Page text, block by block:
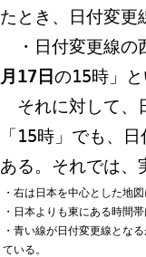
たとき、日付変更
・日付変更線の
月17日の15時」
それに対して、
「15時」でも、
ある。それでは、
・右は日本を中心とした地
・日本よりも東にある時間
・青い線が日付変更線とな
ている。